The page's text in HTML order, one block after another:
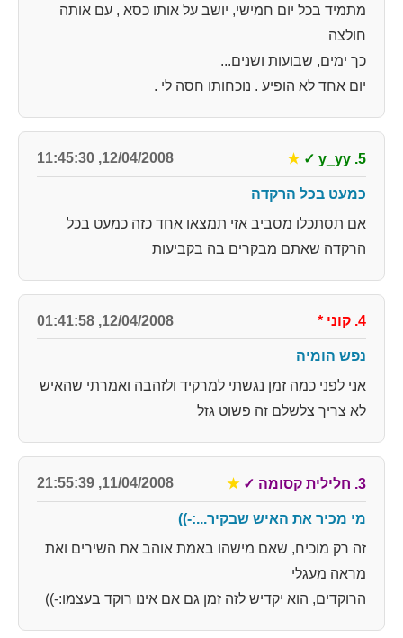
מתמיד בכל יום חמישי, יושב על אותו כסא , עם אותה
חולצה
כך ימים, שבועות ושנים...
יום אחד לא הופיע . נוכחותו חסה לי .
5. y_yy
✓
★
12/04/2008, 11:45:30
כמעט בכל הרקדה
אם תסתכלו מסביב אזי תמצאו אחד כזה כמעט בכל
הרקדה שאתם מבקרים בה בקביעות
4. קוני *
12/04/2008, 01:41:58
נפש הומיה
אני לפני כמה זמן נגשתי למרקיד ולזהבה ואמרתי שהאיש
לא צריך צלשלם זה פשוט גזל
3. חלילית קסומה ✓
★
11/04/2008, 21:55:39
מי מכיר את האיש שבקיר...:-))
זה רק מוכיח, שאם מישהו באמת אוהב את השירים ואת
מראה מעגלי
הרוקדים, הוא יקדיש לזה זמן גם אם אינו רוקד בעצמו:-))